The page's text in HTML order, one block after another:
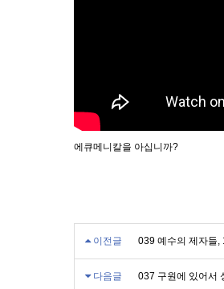
에큐메니칼을 아십니까?
이전글 039 예수의 제자들,
다음글 037 구원에 있어서